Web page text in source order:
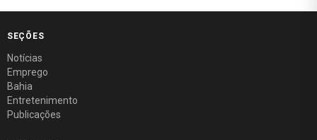
SEÇÕES
Notícias
Emprego
Bahia
Entretenimento
Publicações